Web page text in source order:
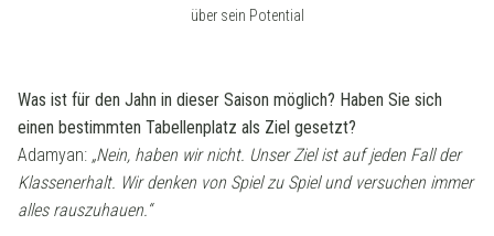
über sein Potential
Was ist für den Jahn in dieser Saison möglich? Haben Sie sich
einen bestimmten Tabellenplatz als Ziel gesetzt?
Adamyan: „Nein, haben wir nicht. Unser Ziel ist auf jeden Fall der
Klassenerhalt. Wir denken von Spiel zu Spiel und versuchen immer
alles rauszuhauen.“